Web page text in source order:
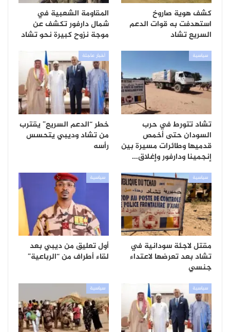
كشف هوية صاروخ
استهدفت به قوات الدعم
السريع تشاد
المقاومة الشعبية في
شمال دارفور تكشف عن
موجة نزوح كبيرة نحو تشاد
سياسية
تشاد تتورط في حرب
السودان حتى أخمص
قدميها وطائرات مسيرة بين
إنجمينا ودارفور وإغلاق…
أخبار عاجلة
خطر “الدعم السريع” يقترب
من تشاد وديبي يتحسس
رأسه
سياسية
مقتل لاجئة سودانية في
تشاد بعد تعرضها لاعتداء
جنسي
سياسية
أول تعليق من ديبي بعد
لقاء أطراف من “الرباعية”
سياسية سياسية